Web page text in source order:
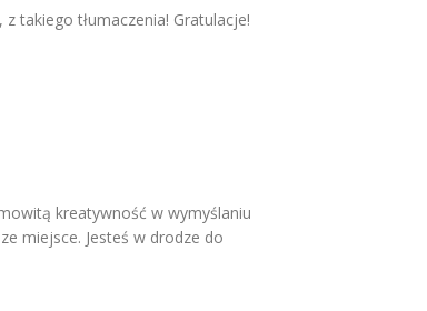
takiego tłumaczenia! Gratulacje!
kreatywność w wymyślaniu
miejsce. Jesteś w drodze do